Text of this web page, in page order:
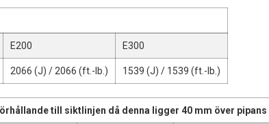
E200 E300
2066 (J) / 2066 (ft.-lb.) 1539 (J) / 1539 (ft.-lb.)
till siktlinjen då denna ligger 40 mm över